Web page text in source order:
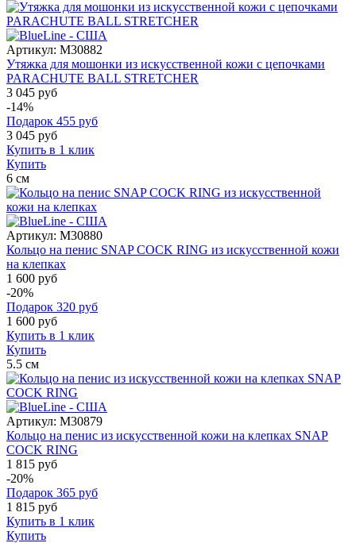
Артикул: M30882
Утяжка для мошонки из искусственной кожи с цепочками
PARACHUTE BALL STRETCHER
3 045 руб
-14%
Подарок 455 руб
3 045 руб
Купить в 1 клик
Купить
6 см
Артикул: M30880
Кольцо на пенис SNAP COCK RING из искусственной кожи
на клепках
1 600 руб
-20%
Подарок 320 руб
1 600 руб
Купить в 1 клик
Купить
5.5 см
Артикул: M30879
Кольцо на пенис из искусственной кожи на клепках SNAP
COCK RING
1 815 руб
-20%
Подарок 365 руб
1 815 руб
Купить в 1 клик
Купить